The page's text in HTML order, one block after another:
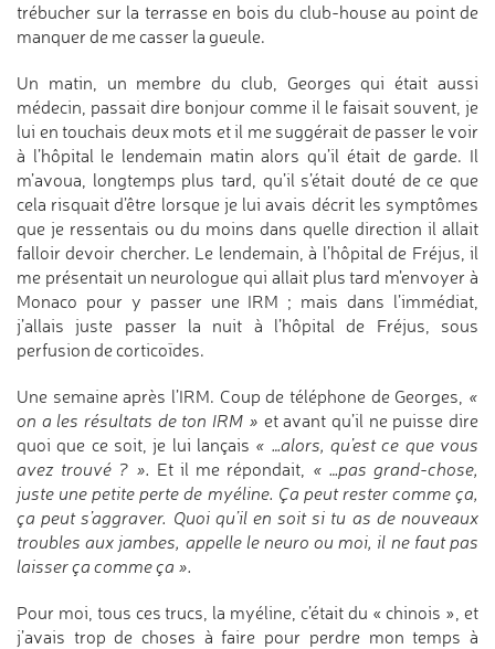
trébucher sur la terrasse en bois du club-house au point de
manquer de me casser la gueule.
Un matin, un membre du club, Georges qui était aussi
médecin, passait dire bonjour comme il le faisait souvent, je
lui en touchais deux mots et il me suggérait de passer le voir
à l’hôpital le lendemain matin alors qu’il était de garde. Il
m’avoua, longtemps plus tard, qu’il s’était douté de ce que
cela risquait d’être lorsque je lui avais décrit les symptômes
que je ressentais ou du moins dans quelle direction il allait
falloir devoir chercher. Le lendemain, à l’hôpital de Fréjus, il
me présentait un neurologue qui allait plus tard m’envoyer à
Monaco pour y passer une IRM ; mais dans l’immédiat,
j’allais juste passer la nuit à l’hôpital de Fréjus, sous
perfusion de corticoïdes.
Une semaine après l’IRM. Coup de téléphone de Georges, «
on a les résultats de ton IRM » et avant qu’il ne puisse dire
quoi que ce soit, je lui lançais « …alors, qu’est ce que vous
avez trouvé ? ». Et il me répondait, « …pas grand-chose,
juste une petite perte de myéline. Ça peut rester comme ça,
ça peut s’aggraver. Quoi qu’il en soit si tu as de nouveaux
troubles aux jambes, appelle le neuro ou moi, il ne faut pas
laisser ça comme ça ».
Pour moi, tous ces trucs, la myéline, c’était du « chinois », et
j’avais trop de choses à faire pour perdre mon temps à